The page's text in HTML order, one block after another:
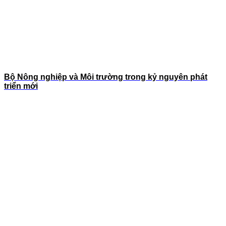
Bộ Nông nghiệp và Môi trường trong kỷ nguyên phát
triển mới